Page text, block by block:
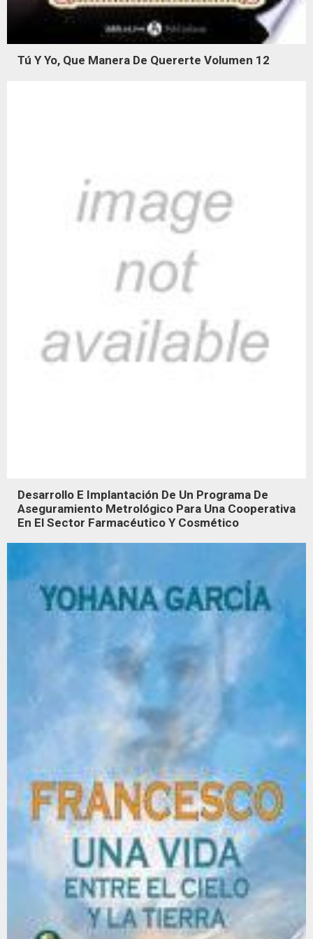
Tú Y Yo, Que Manera De Quererte Volumen 12
Desarrollo E Implantación De Un Programa De
Aseguramiento Metrológico Para Una Cooperativa
En El Sector Farmacéutico Y Cosmético